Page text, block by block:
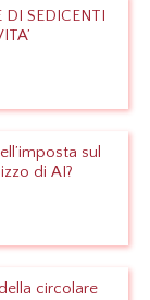
DI SEDICENTI
sul
di AI?
circolare